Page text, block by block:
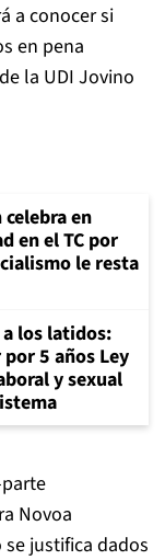
a conocer si
en pena
la UDI Jovino
en
en el TC por
le resta
a los latidos:
5 años Ley
y sexual
Novoa
justifica dados